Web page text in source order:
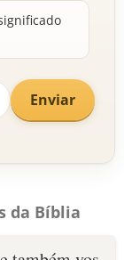
Enviar
da Bíblia